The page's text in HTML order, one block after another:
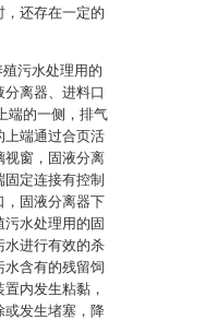
，还存在一定的
污水处理用的
离器、进料口
端的一侧，排气
上端通过合页活
视窗，固液分离
定连接有控制
，固液分离器下
水处理用的固
水进行有效的杀
水含有的残留饲
内发生粘黏，
或发生堵塞，降